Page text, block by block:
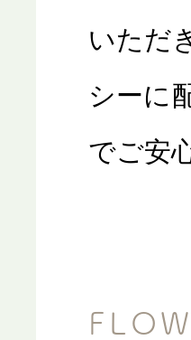
いただ
シーに
でご安
FLOW